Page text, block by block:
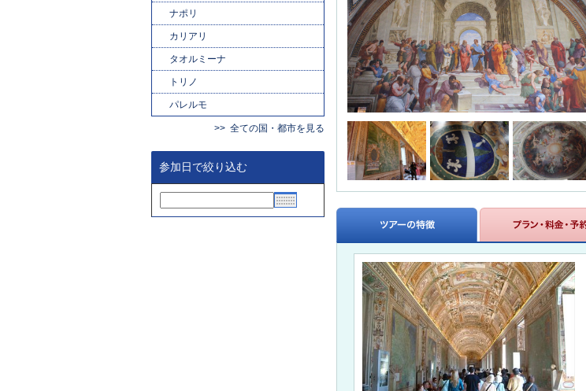
ナポリ
カリアリ
タオルミーナ
トリノ
パレルモ
全ての国・都市を見る
参加日で絞り込む